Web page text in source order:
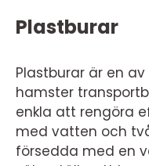
Plastburar
Plastburar är en
hamster
enkla att rengöra
med vatten och
försedda med en